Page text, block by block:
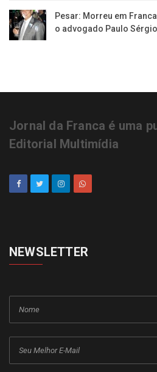
Pesar: Morreu em
o advogado Paulo
Jornal da Franca é uma
Editorial Multimídia
NEWSLETTER